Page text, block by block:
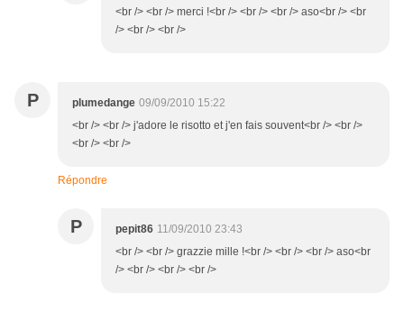
<br /> <br /> merci !<br /> <br /> <br /> aso<br /> <br
/> <br /> <br />
P plumedange 09/09/2010 15:22
<br /> <br /> j'adore le risotto et j'en fais souvent<br /> <br />
<br /> <br />
Répondre
P pepit86 11/09/2010 23:43
<br /> <br /> grazzie mille !<br /> <br /> <br /> aso<br
/> <br /> <br /> <br />